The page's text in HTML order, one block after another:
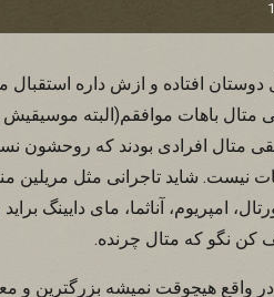
دوستان افتاده و ازش داره
متال باهات موافقم(البته
متال افرادی بودند که روحشون
نیست. شاید تاجرانی مثل مریلین
امپریوم، آناثما، مای دایینگ
کن نگو که متال چرنده.
واقع هیچوقت نمیشه بزرگترین و